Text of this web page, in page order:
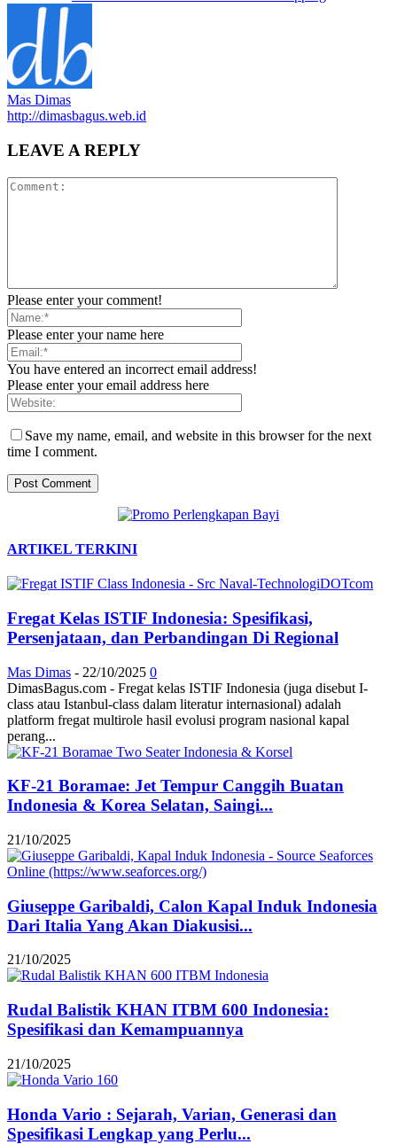
Mas Dimas
http://dimasbagus.web.id
LEAVE A REPLY
Please enter your comment!
Please enter your name here
You have entered an incorrect email address!
Please enter your email address here
Save my name, email, and website in this browser for the next
time I comment.
ARTIKEL TERKINI
Fregat Kelas ISTIF Indonesia: Spesifikasi,
Persenjataan, dan Perbandingan Di Regional
Mas Dimas - 22/10/2025 0
DimasBagus.com - Fregat kelas ISTIF Indonesia (juga disebut I-
class atau Istanbul-class dalam literatur internasional) adalah
platform fregat multirole hasil evolusi program nasional kapal
perang...
KF-21 Boramae: Jet Tempur Canggih Buatan
Indonesia & Korea Selatan, Saingi...
21/10/2025
Giuseppe Garibaldi, Calon Kapal Induk Indonesia
Dari Italia Yang Akan Diakusisi...
21/10/2025
Rudal Balistik KHAN ITBM 600 Indonesia:
Spesifikasi dan Kemampuannya
21/10/2025
Honda Vario : Sejarah, Varian, Generasi dan
Spesifikasi Lengkap yang Perlu...